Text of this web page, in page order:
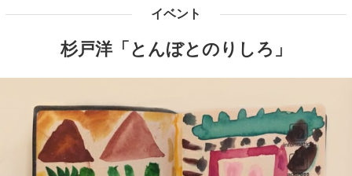
イベント
杉戸洋「とんぼとのりしろ」